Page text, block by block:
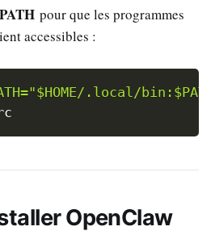
PATH pour que les programmes
accessibles :
.local/
Copy
OpenClaw